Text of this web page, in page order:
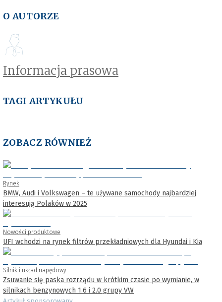
O AUTORZE
Informacja prasowa
TAGI ARTYKUŁU
ZOBACZ RÓWNIEŻ
Rynek
BMW, Audi i Volkswagen – te używane samochody najbardziej
interesują Polaków w 2025
Nowości produktowe
UFI wchodzi na rynek filtrów przekładniowych dla Hyundai i Kia
Silnik i układ napędowy
Zsuwanie się paska rozrządu w krótkim czasie po wymianie, w
silnikach benzynowych 1.6 i 2.0 grupy VW